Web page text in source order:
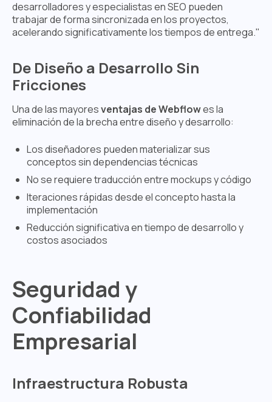
desarrolladores y especialistas en SEO pueden
trabajar de forma sincronizada en los proyectos,
acelerando significativamente los tiempos de entrega."
De Diseño a Desarrollo Sin
Fricciones
Una de las mayoresventajas de Webflowes la
eliminación de la brecha entre diseño y desarrollo:
Los diseñadores pueden materializar sus
conceptos sin dependencias técnicas
No se requiere traducción entre mockups y código
Iteraciones rápidas desde el concepto hasta la
implementación
Reducción significativa en tiempo de desarrollo y
costos asociados
Seguridad y
Confiabilidad
Empresarial
Infraestructura Robusta